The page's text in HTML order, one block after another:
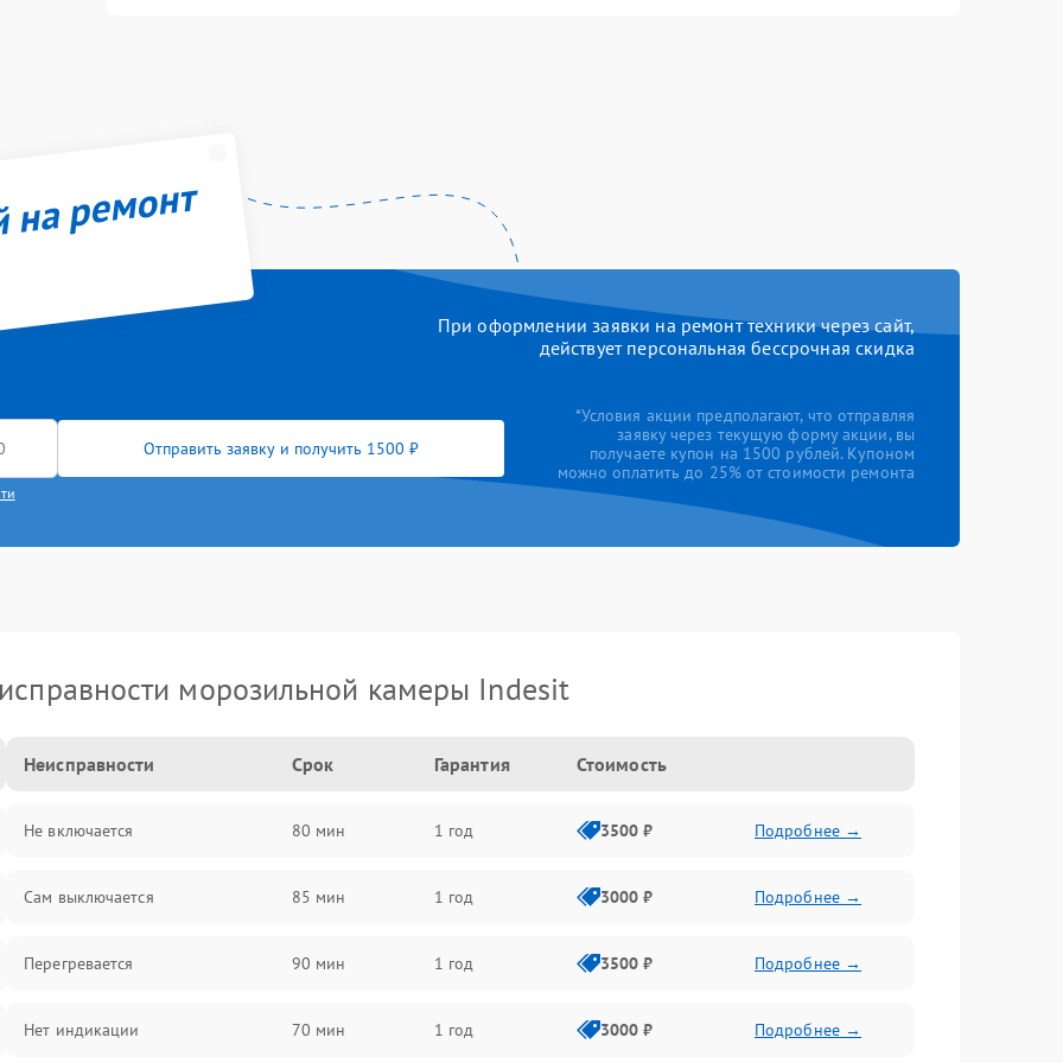
ремонт
При оформлении заявки на ремонт техники через сайт,
действует персональная бессрочная скидка
Отправить заявку и получить 1500 ₽
*Условия акции предполагают, что отправляя
заявку через текущую форму акции, вы
получаете купон на 1500 рублей. Купоном
можно оплатить до 25% от стоимости ремонта
морозильной камеры Indesit
Неисправности Срок Гарантия Стоимость
Не включается 80 мин 1 год 3500 ₽ Подробнее →
Сам выключается 85 мин 1 год 3000 ₽ Подробнее →
Перегревается 90 мин 1 год 3500 ₽ Подробнее →
Нет индикации 70 мин 1 год 3000 ₽ Подробнее →